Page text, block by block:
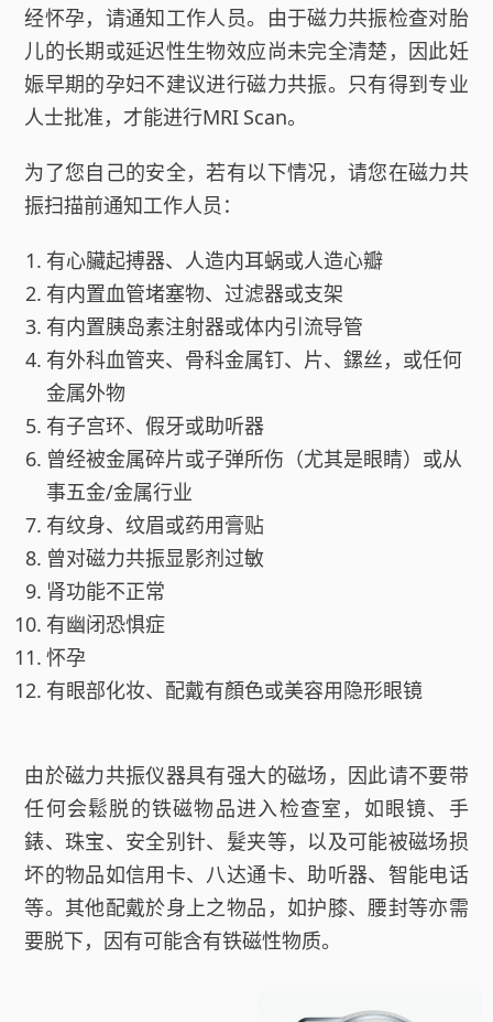
经怀孕，请通知工作人员。由于磁力共振检查对胎
儿的长期或延迟性生物效应尚未完全清楚，因此妊
娠早期的孕妇不建议进行磁力共振。只有得到专业
人士批准，才能进行MRI Scan。
为了您自己的安全，若有以下情况，请您在磁力共
振扫描前通知工作人员：
有心臟起搏器、人造内耳蜗或人造心瓣
有内置血管堵塞物、过滤器或支架
有内置胰岛素注射器或体内引流导管
有外科血管夹、骨科金属钉、片、鏍丝，或任何
金属外物
有子宫环、假牙或助听器
曾经被金属碎片或子弹所伤（尤其是眼睛）或从
事五金/金属行业
有纹身、纹眉或药用膏贴
曾对磁力共振显影剂过敏
肾功能不正常
有幽闭恐惧症
怀孕
有眼部化妆、配戴有顏色或美容用隐形眼镜
由於磁力共振仪器具有强大的磁场，因此请不要带
任何会鬆脱的铁磁物品进入检查室，如眼镜、手
錶、珠宝、安全别针、髮夹等，以及可能被磁场损
坏的物品如信用卡、八达通卡、助听器、智能电话
等。其他配戴於身上之物品，如护膝、腰封等亦需
要脱下，因有可能含有铁磁性物质。